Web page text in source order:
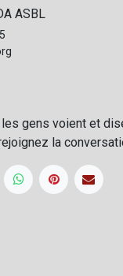
ASBL
gens voient et
la